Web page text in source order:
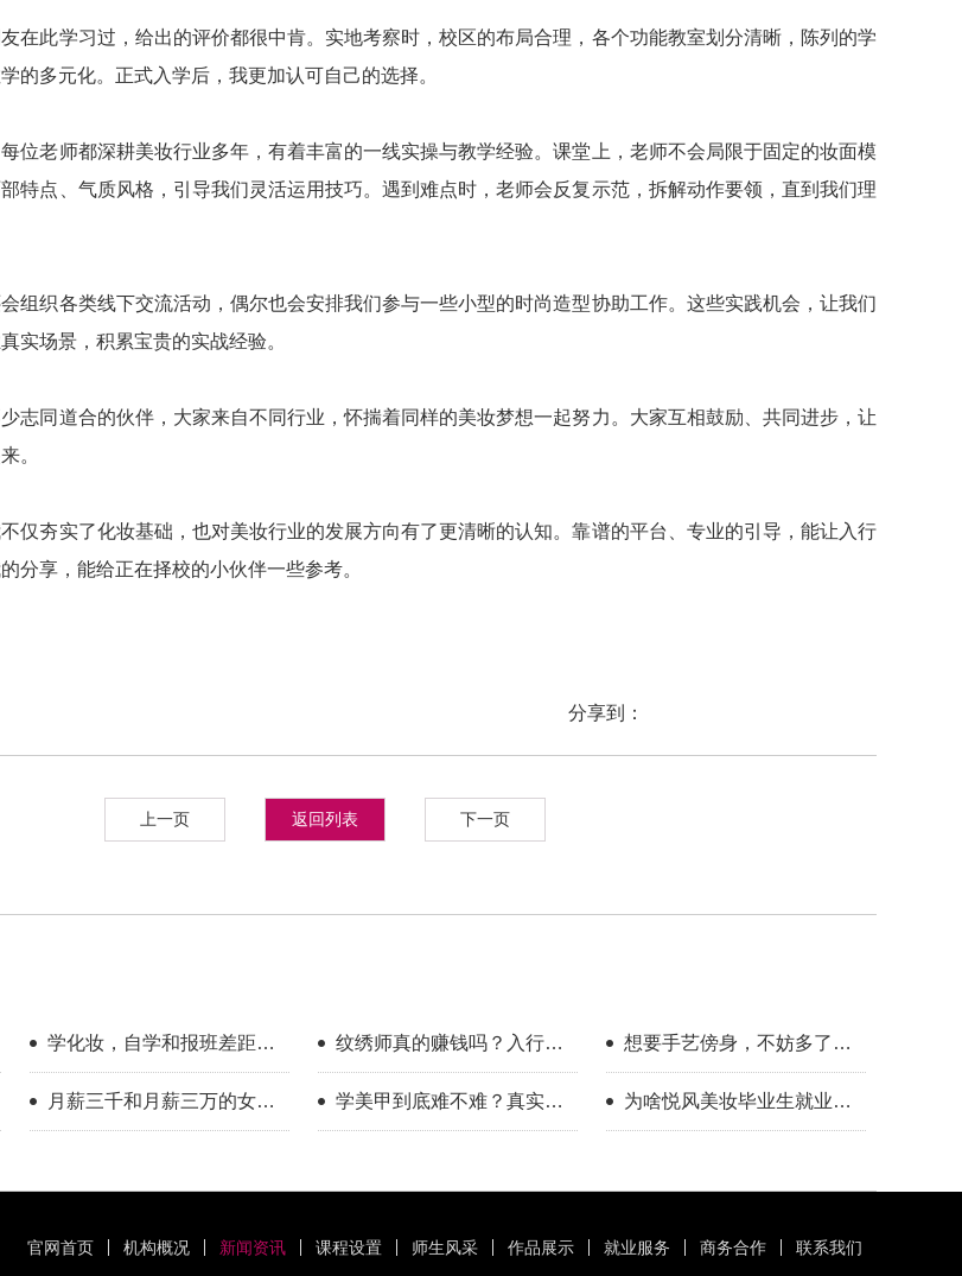
在此学习过，给出的评价都很中肯。实地考察时，校区的布局合理，各个功能教室划分清晰，陈列的学
的多元化。正式入学后，我更加认可自己的选择。
位老师都深耕美妆行业多年，有着丰富的一线实操与教学经验。课堂上，老师不会局限于固定的妆面模
特点、气质风格，引导我们灵活运用技巧。遇到难点时，老师会反复示范，拆解动作要领，直到我们理
组织各类线下交流活动，偶尔也会安排我们参与一些小型的时尚造型协助工作。这些实践机会，让我们
实场景，积累宝贵的实战经验。
志同道合的伙伴，大家来自不同行业，怀揣着同样的美妆梦想一起努力。大家互相鼓励、共同进步，让
。
仅夯实了化妆基础，也对美妆行业的发展方向有了更清晰的认知。靠谱的平台、专业的引导，能让入行
分享，能给正在择校的小伙伴一些参考。
分享到：
学化妆，自学和报班差距到
底有多大？
纹绣师真的赚钱吗？入行半
年的真实感受
想要手艺傍身，不妨多了解
一下美业这个方向
月薪三千和月薪三万的女
生，差的是一门可变现的手
学美甲到底难不难？真实经
历告诉你答案
为啥悦风美妆毕业生就业率
高？
上一页 返回列表 下一页
官网首页 机构概况 新闻资讯 课程设置 师生风采 作品展示 就业服务 商务合作 联系我们